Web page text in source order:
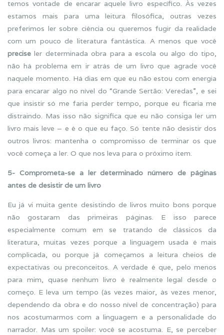
temos vontade de encarar aquele livro específico. Às vezes
estamos mais para uma leitura filosófica, outras vezes
preferimos ler sobre ciência ou queremos fugir da realidade
com um pouco de literatura fantástica. A menos que você
precise ler determinada obra para a escola ou algo do tipo,
não há problema em ir atrás de um livro que agrade você
naquele momento. Há dias em que eu não estou com energia
para encarar algo no nível do “Grande Sertão: Veredas”, e sei
que insistir só me faria perder tempo, porque eu ficaria me
distraindo. Mas isso não significa que eu não consiga ler um
livro mais leve – e é o que eu faço. Só tente não desistir dos
outros livros: mantenha o compromisso de terminar os que
você começa a ler. O que nos leva para o próximo item.
5- Comprometa-se a ler determinado número de páginas
antes de desistir de um livro
Eu já vi muita gente desistindo de livros muito bons porque
não gostaram das primeiras páginas. E isso parece
especialmente comum em se tratando de clássicos da
literatura, muitas vezes porque a linguagem usada é mais
complicada, ou porque já começamos a leitura cheios de
expectativas ou preconceitos. A verdade é que, pelo menos
para mim, quase nenhum livro é realmente legal desde o
começo. E leva um tempo (às vezes maior, às vezes menor,
dependendo da obra e do nosso nível de concentração) para
nos acostumarmos com a linguagem e a personalidade do
narrador. Mas um spoiler: você se acostuma. E, se perceber